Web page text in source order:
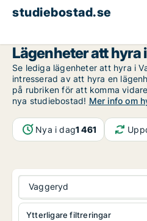
studiebostad.se
Lägenheter att hyra
Se lediga lägenheter att hyra i
intresserad av att hyra en
på rubriken för att komma
nya studiebostad! Mer info om
Nya i dag1 461
Vaggeryd
Ytterligare filtreringar